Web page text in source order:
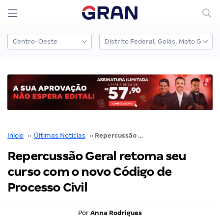
Início ›› Últimas Notícias ›› Repercussão Geral retoma seu curso com o novo Código de Processo Civil
Repercussão Geral retoma seu
curso com o novo Código de
Processo Civil
Por Anna Rodrigues